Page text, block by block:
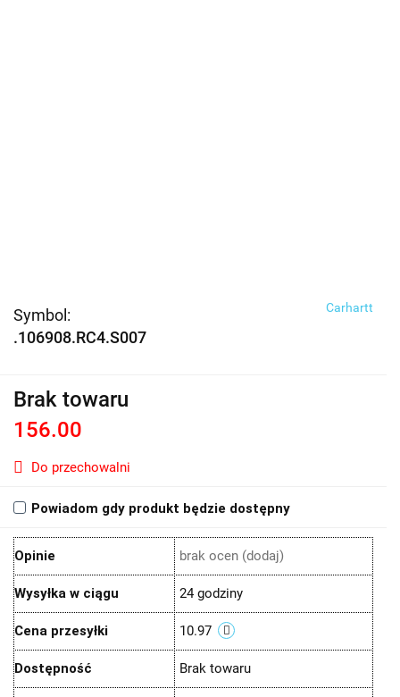
Symbol:
.106908.RC4.S007
Carhartt
Brak towaru
156.00
Do przechowalni
Powiadom gdy produkt będzie dostępny
Opinie brak ocen (dodaj)
Wysyłka w ciągu 24 godziny
Cena przesyłki 10.97
Dostępność Brak towaru